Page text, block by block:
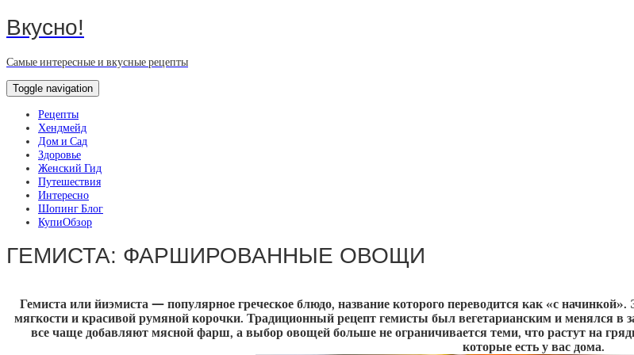
Вкусно!
Самые интересные и вкусные рецепты
Toggle navigation
Рецепты
Хендмейд
Дом и Сад
Здоровье
Женский Гид
Путешествия
Интересно
Шопинг Блог
КупиОбзор
ГЕМИСТА: ФАРШИРОВАННЫЕ ОВОЩИ
Гемиста или йиэмиста — популярное греческое блюдо, название которого переводится как «с
мягкости и красивой румяной корочки. Традиционный рецепт гемисты был вегетарианским и менялся в
все чаще добавляют мясной фарш, а выбор овощей больше не ограничивается теми, что растут на
которые есть у вас дома.